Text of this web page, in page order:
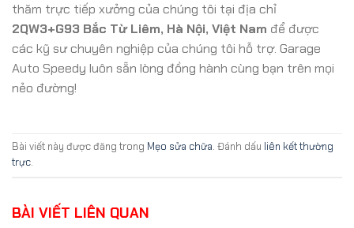
thăm trực tiếp xưởng của chúng tôi tại địa chỉ
2QW3+G93 Bắc Từ Liêm, Hà Nội, Việt Nam để được
các kỹ sư chuyên nghiệp của chúng tôi hỗ trợ. Garage
Auto Speedy luôn sẵn lòng đồng hành cùng bạn trên mọi
nẻo đường!
Bài viết này được đăng trong Mẹo sửa chữa. Đánh dấu liên kết thường
trực.
BÀI VIẾT LIÊN QUAN